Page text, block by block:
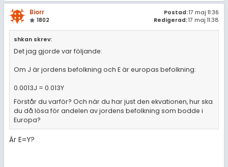
Biorr
1802
Postad:17 maj 11:36
Redigerad:17 maj 11:38
shkan skrev:
Det jag gjorde var följande:
Om J är jordens befolkning och E är europas befolkning:
0.0013J = 0.013Y
Förstår du varför? Och när du har just den ekvationen, hur ska
du då lösa för andelen av jordens befolkning som bodde i
Europa?
Är E=Y?